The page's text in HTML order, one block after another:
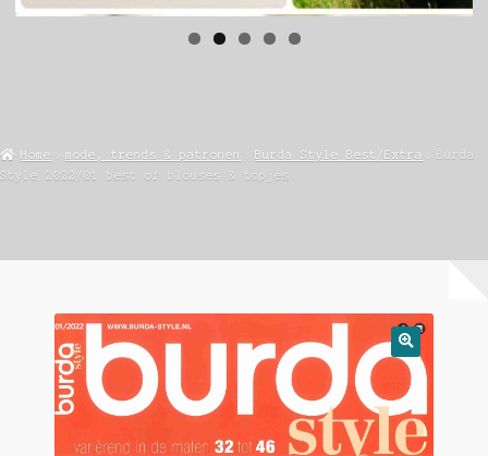
Home mode, trends & patronen Burda Style Best/Extra
Burda
Style 2022/01 best of blouses & topjes
🔍